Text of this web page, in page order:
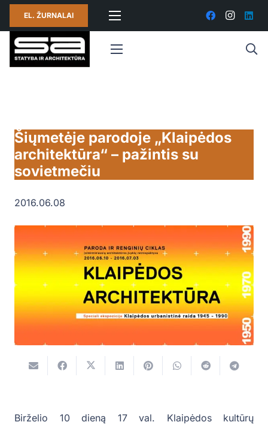
EL. ŽURNALAI
Šiųmetėje parodoje „Klaipėdos
architektūra“ – pažintis su
sovietmečiu
2016.06.08
Birželio 10 dieną 17 val. Klaipėdos kultūrų